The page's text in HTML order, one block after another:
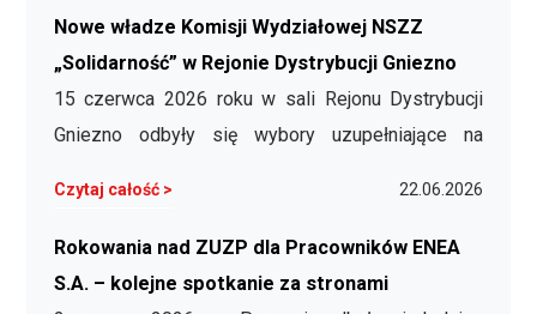
kandydatów w wyborach do RN i Zarządu Enei
Operator! Pokazaliśmy siłę, ale czas na
decydujące starcie! 🤜🤛 Przed nami II tura …
Nowe władze Komisji Wydziałowej NSZZ
„Solidarność” w Rejonie Dystrybucji Gniezno
15 czerwca 2026 roku w sali Rejonu Dystrybucji
Gniezno odbyły się wybory uzupełniające na
obszaru RD Gniezno. Konieczność
przeprowadzenia wyborów była związana z
Czytaj całość > 22.06.2026
Rokowania nad ZUZP dla Pracowników ENEA
S.A. – kolejne spotkanie za stronami